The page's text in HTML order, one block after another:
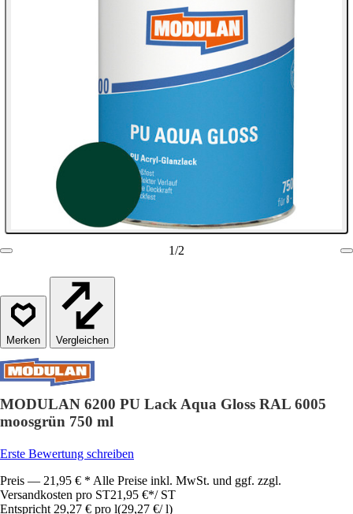
1/2
Vergleichen
MODULAN 6200 PU Lack Aqua Gloss RAL 6005
moosgrün 750 ml
Erste Bewertung schreiben
Preis — 21,95 € * Alle Preise inkl. MwSt. und ggf. zzgl.
Versandkosten pro ST21,95 €*/ ST
Entspricht 29,27 € pro l(29,27 €/ l)